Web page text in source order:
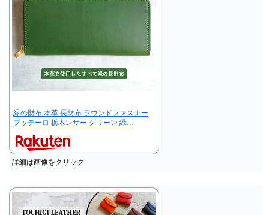
緑の財布 本革 長財布 ラウンドファスナー
ブッテーロ 栃木レザー グリーン 緑…
詳細は画像をクリック